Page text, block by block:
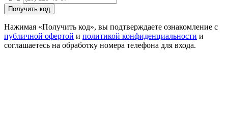
Получить код
Нажимая «Получить код», вы подтверждаете ознакомление с
публичной офертой и политикой конфиденциальности и
соглашаетесь на обработку номера телефона для входа.